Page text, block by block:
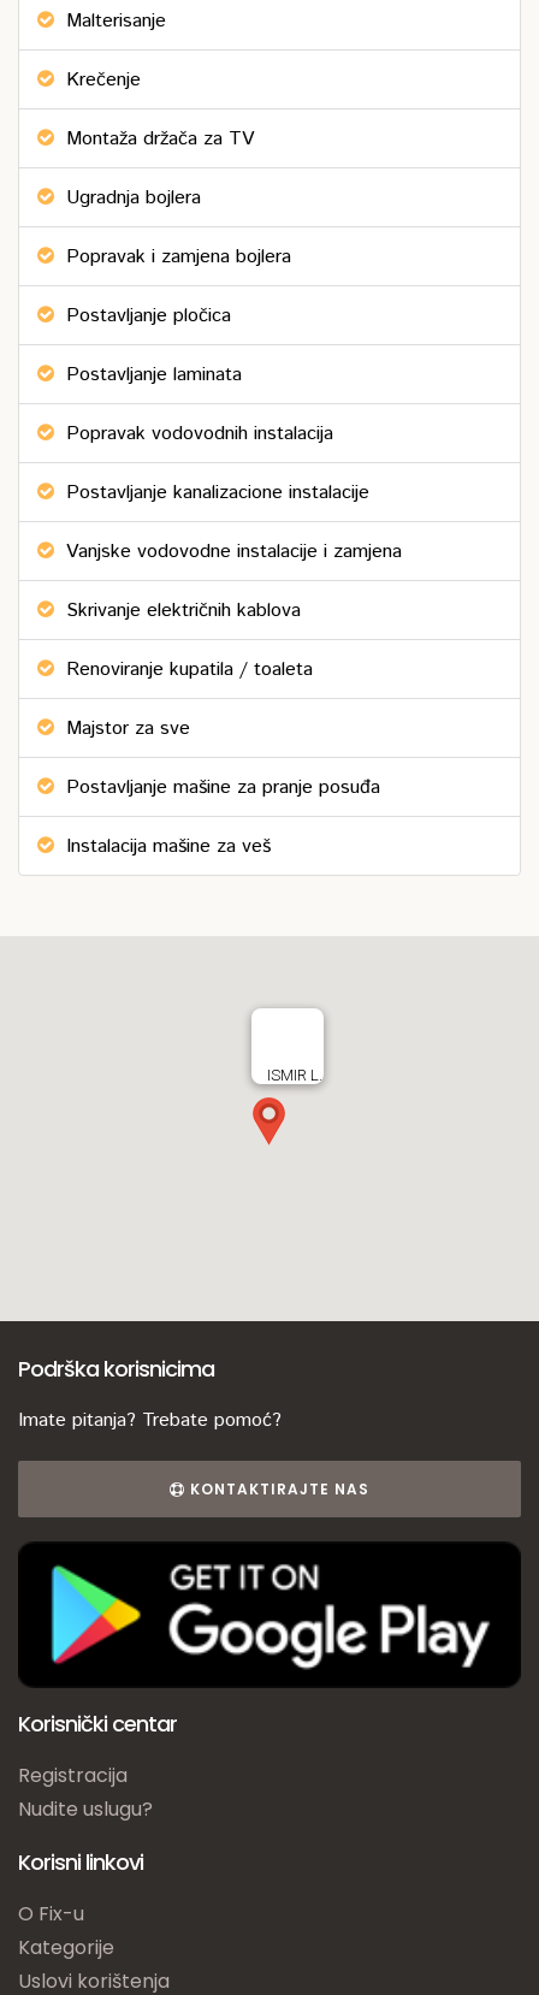
Malterisanje
Krečenje
Montaža držača za TV
Ugradnja bojlera
Popravak i zamjena bojlera
Postavljanje pločica
Postavljanje laminata
Popravak vodovodnih instalacija
Postavljanje kanalizacione instalacije
Vanjske vodovodne instalacije i zamjena
Skrivanje električnih kablova
Renoviranje kupatila / toaleta
Majstor za sve
Postavljanje mašine za pranje posuđa
Instalacija mašine za veš
ISMIR L.
Podrška korisnicima
Imate pitanja? Trebate pomoć?
KONTAKTIRAJTE NAS
Korisnički centar
Registracija
Nudite uslugu?
Korisni linkovi
O Fix-u
Kategorije
Uslovi korištenja